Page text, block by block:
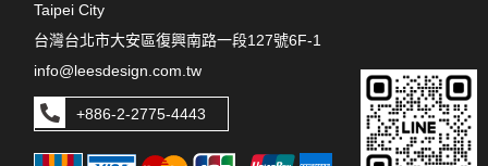
Taipei City
台灣台北市大安區復興南路一段127號6F-1
info@leesdesign.com.tw
+886-2-2775-4443